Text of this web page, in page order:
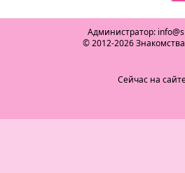
Администратор:
© 2012-2026
Сейчас на